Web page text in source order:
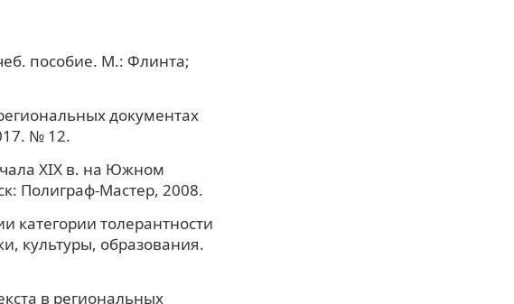
пособие. М.: Флинта;
документах
№ 12.
XIX в. на Южном
Полиграф-Мастер, 2008.
категории толерантности
культуры, образования.
в региональных